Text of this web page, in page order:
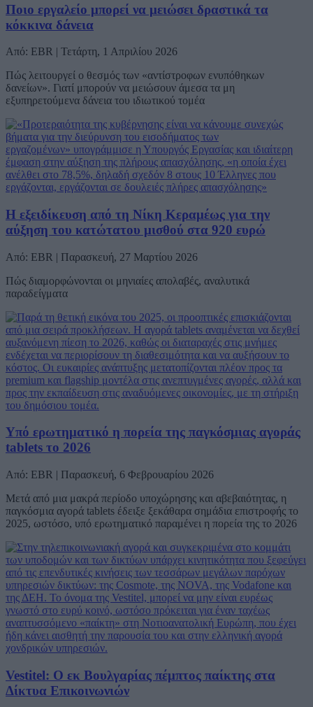
Ποιο εργαλείο μπορεί να μειώσει δραστικά τα
κόκκινα δάνεια
Από: EBR | Τετάρτη, 1 Απριλίου 2026
Πώς λειτουργεί ο θεσμός των «αντίστροφων ενυπόθηκων
δανείων». Γιατί μπορούν να μειώσουν άμεσα τα μη
εξυπηρετούμενα δάνεια του ιδιωτικού τομέα
Η εξειδίκευση από τη Νίκη Κεραμέως για την
αύξηση του κατώτατου μισθού στα 920 ευρώ
Από: EBR | Παρασκευή, 27 Μαρτίου 2026
Πώς διαμορφώνονται οι μηνιαίες απολαβές, αναλυτικά
παραδείγματα
Υπό ερωτηματικό η πορεία της παγκόσμιας αγοράς
tablets το 2026
Από: EBR | Παρασκευή, 6 Φεβρουαρίου 2026
Μετά από μια μακρά περίοδο υποχώρησης και αβεβαιότητας, η
παγκόσμια αγορά tablets έδειξε ξεκάθαρα σημάδια επιστροφής το
2025, ωστόσο, υπό ερωτηματικό παραμένει η πορεία της το 2026
Vestitel: Ο εκ Βουλγαρίας πέμπτος παίκτης στα
Δίκτυα Επικοινωνιών